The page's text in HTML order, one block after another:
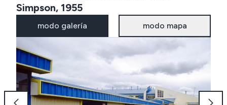
Simpson, 1955
modo galería modo mapa